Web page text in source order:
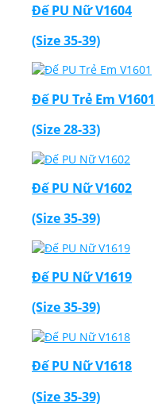
Đế PU Nữ V1604
(Size 35-39)
Đế PU Trẻ Em V1601
(Size 28-33)
Đế PU Nữ V1602
(Size 35-39)
Đế PU Nữ V1619
(Size 35-39)
Đế PU Nữ V1618
(Size 35-39)